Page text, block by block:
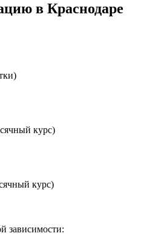
в Краснодаре
курс)
курс)
зависимости: